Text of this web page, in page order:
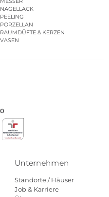
NAGELLACK
PEELING
PORZELLAN
RAUMDÜFTE & KERZEN
VASEN
Unternehmen
Standorte / Häuser
Job & Karriere